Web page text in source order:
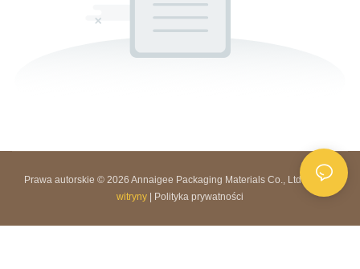
Prawa autorskie © 2026 Annaigee Packaging Materials Co., Ltd. |
Mapa
witryny | Polityka prywatności